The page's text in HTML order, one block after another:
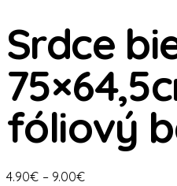
Srdce
fóliový
4.90€ – 9.00€Price